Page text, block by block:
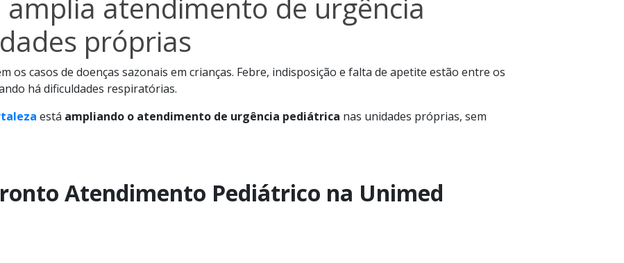
atendimento de urgência
próprias
os casos de doenças sazonais em crianças. Febre, indisposição e falta de apetite estão entre os
há dificuldades respiratórias.
está ampliando o atendimento de urgência pediátrica nas unidades próprias, sem
Atendimento Pediátrico na Unimed